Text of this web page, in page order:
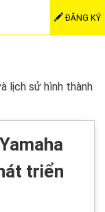
ĐĂNG KÝ
lịch sử hình thành
triển